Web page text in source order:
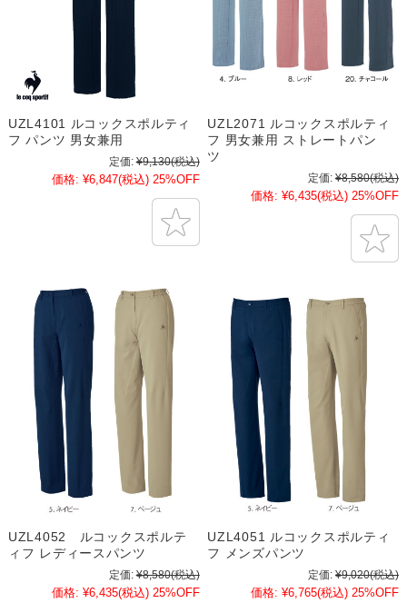
UZL4101 ルコックスポルティ
フ パンツ 男女兼用
定価: ¥9,130(税込)
価格: ¥6,847(税込) 25%OFF
UZL2071 ルコックスポルティ
フ 男女兼用 ストレートパン
ツ
定価: ¥8,580(税込)
価格: ¥6,435(税込) 25%OFF
UZL4052 ルコックスポルテ
ィフ レディースパンツ
定価: ¥8,580(税込)
価格: ¥6,435(税込) 25%OFF
UZL4051 ルコックスポルティ
フ メンズパンツ
定価: ¥9,020(税込)
価格: ¥6,765(税込) 25%OFF